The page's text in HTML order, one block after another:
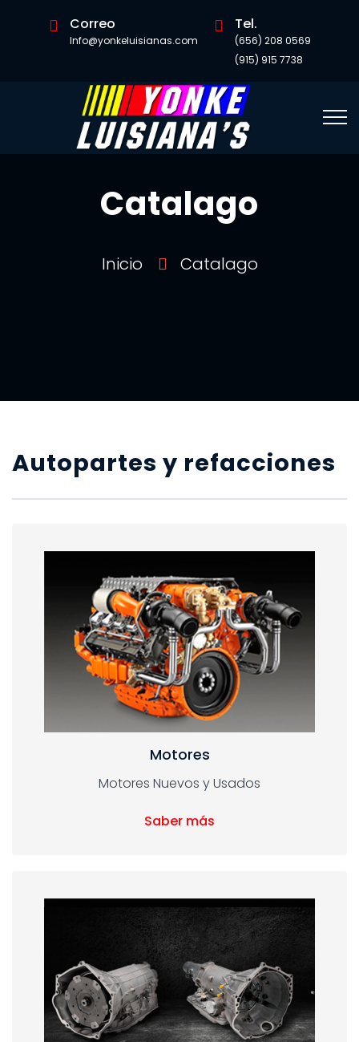
Correo
Info@yonkeluisianas.com
Tel.
(656) 208 0569
(915) 915 7738
Catalago
Inicio Catalago
Autopartes y refacciones
Motores
Motores Nuevos y Usados
Saber más